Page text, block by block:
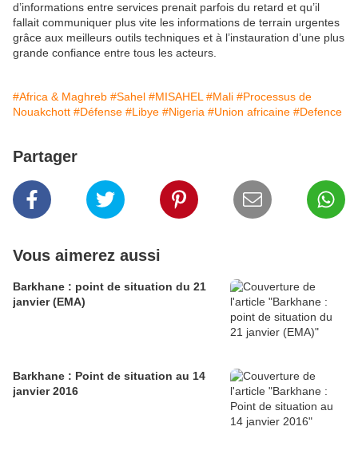
d’informations entre services prenait parfois du retard et qu’il
fallait communiquer plus vite les informations de terrain urgentes
grâce aux meilleurs outils techniques et à l’instauration d’une plus
grande confiance entre tous les acteurs.
#Africa & Maghreb #Sahel #MISAHEL #Mali #Processus de
Nouakchott #Défense #Libye #Nigeria #Union africaine #Defence
Partager
Vous aimerez aussi
Barkhane : point de situation du 21
janvier (EMA)
Barkhane : Point de situation au 14
janvier 2016